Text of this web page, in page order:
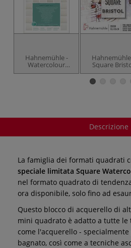
Hahnemühle -
Watercolour
Selection, Blocco
Square
Descrizione
La famiglia dei formati quadrati
speciale limitata Square
nel formato quadrato di
ora disponibile, solo fino ad
Questo blocco di acquerello di
mini quadrato è adatto a tutte le
come l'acquerello -
bagnato, così come a tecniche